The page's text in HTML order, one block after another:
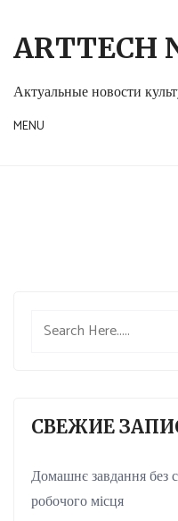
content
ARTTECH
Актуальные новости
MENU
СВЕЖИЕ
Домашнє завдання без
робочого місця